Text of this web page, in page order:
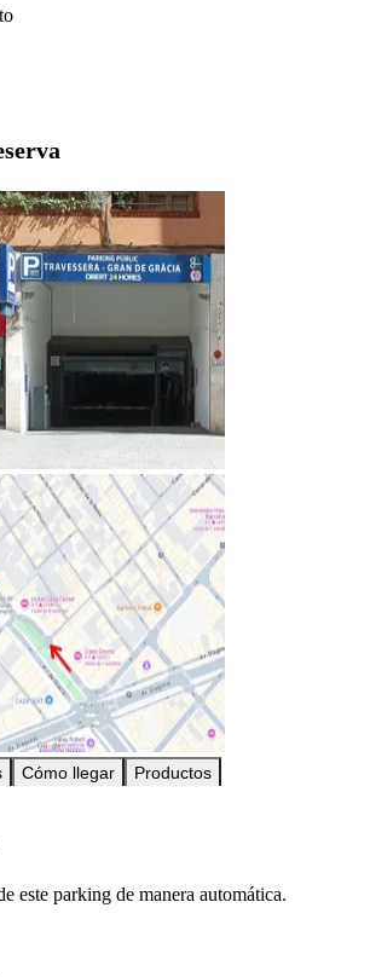
Cómo llegar Productos
este parking de manera automática.